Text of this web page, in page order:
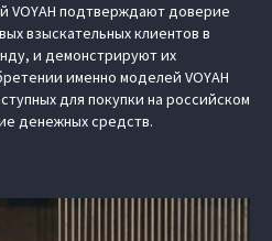
VOYAH подтверждают доверие
взыскательных клиентов в
и демонстрируют их
именно моделей VOYAH
для покупки на российском
денежных средств.